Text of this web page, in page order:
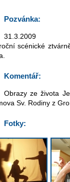
Pozvánka:
31.3.2009
scénické
Komentář:
Obrazy ze života Ježíše Krista. 48 učinkujích z našeho domova
Sv. Rodiny z
Fotky: